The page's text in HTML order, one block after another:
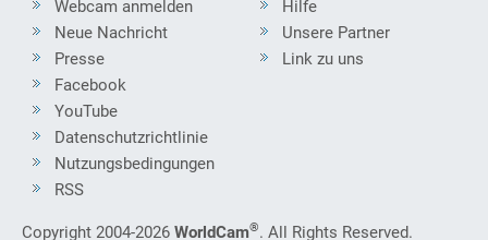
Webcam anmelden
Neue Nachricht
Presse
Hilfe
Unsere Partner
Link zu uns
Facebook
YouTube
Datenschutzrichtlinie
Nutzungsbedingungen
RSS
Copyright 2004-2026 WorldCam®. All Rights Reserved.